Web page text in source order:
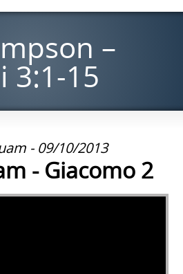
–
3:1-15
- 09/10/2013
- Giacomo 2